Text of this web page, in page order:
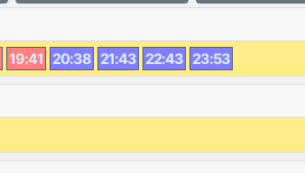
19:41 20:38 21:43 22:43 23:53